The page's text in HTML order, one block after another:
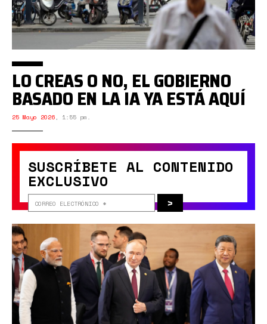
SUSCRÍBETE AL CONTENIDO
EXCLUSIVO
>
LO CREAS O NO, EL GOBIERNO
BASADO EN LA IA YA ESTÁ AQUÍ
25 Mayo 2026, 1:55 pm.